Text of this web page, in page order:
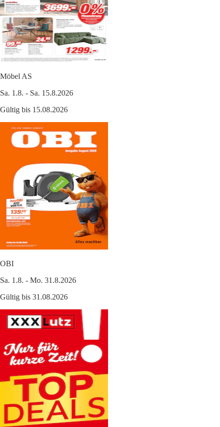
Möbel AS
Sa. 1.8. - Sa. 15.8.2026
Gültig bis 15.08.2026
OBI
Sa. 1.8. - Mo. 31.8.2026
Gültig bis 31.08.2026